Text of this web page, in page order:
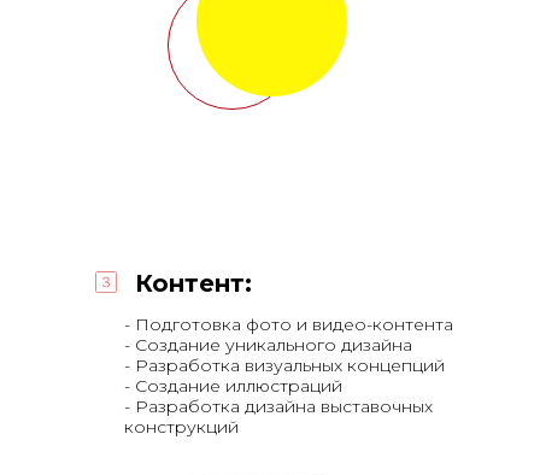
Контент:
- Подготовка фото и видео-контента
- Создание уникального дизайна
- Разработка визуальных концепций
- Создание иллюстраций
- Разработка дизайна выставочных
конструкций